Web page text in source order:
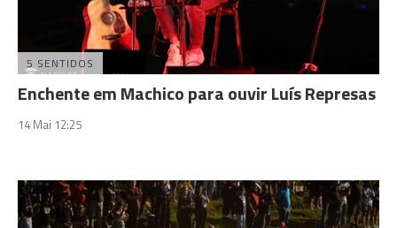
5 SENTIDOS
Enchente em Machico para ouvir Luís Represas
14 Mai 12:25